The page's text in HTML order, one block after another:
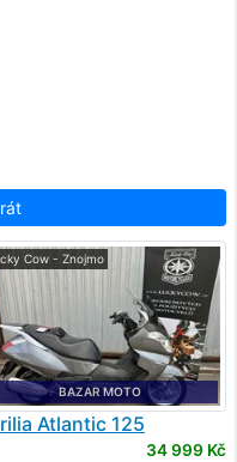
Cow - Znojmo
BAZAR MOTO
Atlantic 125
34 999 Kč